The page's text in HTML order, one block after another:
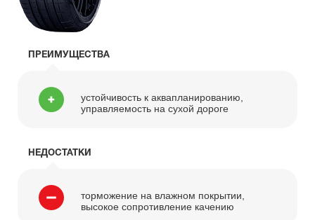
ПРЕИМУЩЕСТВА
устойчивость к аквапланированию,
управляемость на сухой дороге
НЕДОСТАТКИ
торможение на влажном покрытии,
высокое сопротивление качению